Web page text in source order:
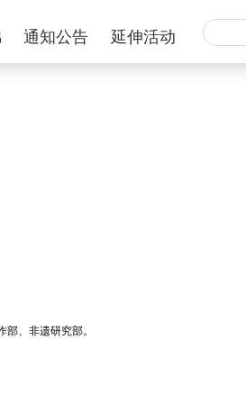
通知公告 延伸活动
、非遗研究部。